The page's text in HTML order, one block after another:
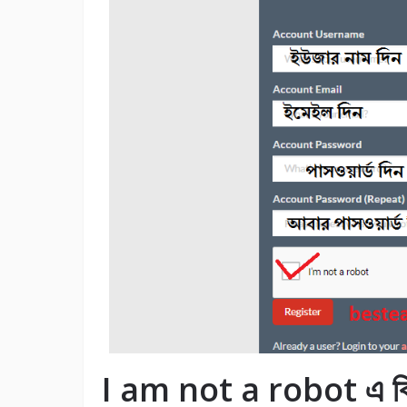
I am not a robot এ